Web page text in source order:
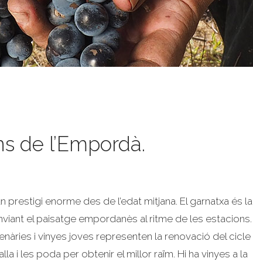
de l’Empordà.
prestigi enorme des de l’edat mitjana. El garnatxa és la
el paisatge empordanès al ritme de les estacions.
i vinyes joves representen la renovació del cicle
i les poda per obtenir el millor raïm. Hi ha vinyes a la